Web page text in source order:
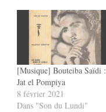
[Musique] Bouteiba Saïdi :
Jat el Pompiya
8 février 2021
Dans "Son du Lundi"